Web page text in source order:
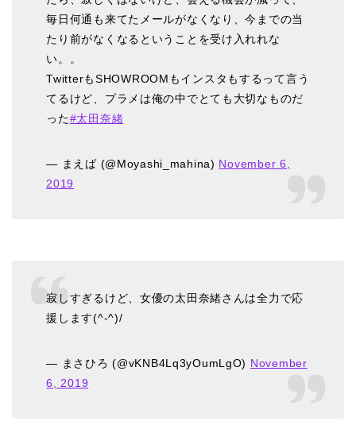
毎日何通も来てたメールがなくなり、今までの当
たり前がなくなるということを受け入れれな
い。。
TwitterもSHOWROOMもインスタもするって言う
てるけど、プラメは俺の中でとても大切なものだ
った#太田奈緒
— まえば (@Moyashi_mahina) November 6,
2019
寂しすぎるけど、女優の太田奈緒さんは全力で応
援します(^-^)/
— まさひろ (@vKNB4Lq3yOumLgO) November
6, 2019